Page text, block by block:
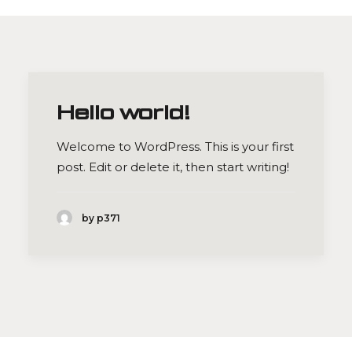
Hello world!
Welcome to WordPress. This is your first
post. Edit or delete it, then start writing!
by p371